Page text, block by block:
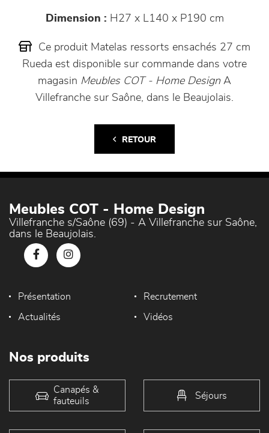
Dimension : H27 x L140 x P190 cm
Ce produit Matelas ressorts ensachés 27 cm
Rueda est disponible sur commande dans votre
magasin Meubles COT - Home DesignA
Villefranche sur Saône, dans le Beaujolais.
RETOUR
Meubles COT - Home Design
Villefranche s/Saône (69) - A Villefranche sur Saône,
dans le Beaujolais.
Présentation Recrutement
Actualités Vidéos
Nos produits
Canapés &
fauteuils
Séjours